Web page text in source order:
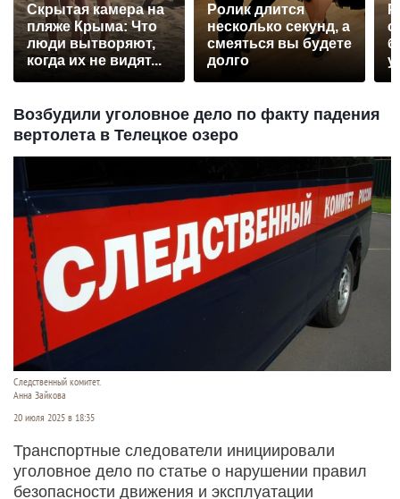
Скрытая камера на
пляже Крыма: Что
люди вытворяют,
когда их не видят...
Ролик длится
несколько секунд, а
смеяться вы будете
долго
Возбудили уголовное дело по факту падения
вертолета в Телецкое озеро
Следственный комитет.
Анна Зайкова
20 июля 2025 в 18:35
Транспортные следователи инициировали
уголовное дело по статье о нарушении правил
безопасности движения и эксплуатации